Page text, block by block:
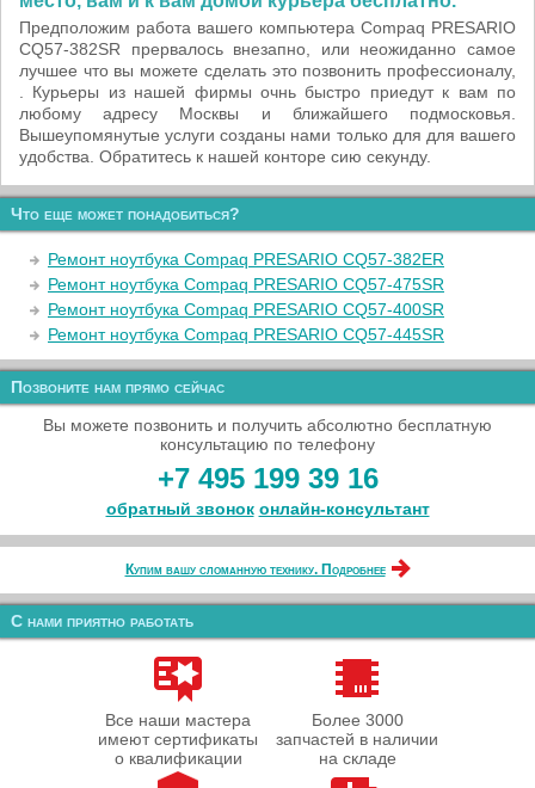
Предположим работа вашего компьютера Compaq PRESARIO
CQ57-382SR прервалось внезапно, или неожиданно самое
лучшее что вы можете сделать это позвонить профессионалу,
. Курьеры из нашей фирмы очнь быстро приедут к вам по
любому адресу Москвы и ближайшего подмосковья.
Вышеупомянутые услуги созданы нами только для для вашего
удобства. Обратитесь к нашей конторе сию секунду.
Что еще может понадобиться?
Ремонт ноутбука Compaq PRESARIO CQ57-382ER
Ремонт ноутбука Compaq PRESARIO CQ57-475SR
Ремонт ноутбука Compaq PRESARIO CQ57-400SR
Ремонт ноутбука Compaq PRESARIO CQ57-445SR
Позвоните нам прямо сейчас
Вы можете позвонить и получить абсолютно бесплатную
консультацию по телефону
+7 495 199 39 16
обратный звонок онлайн‑консультант
Купим вашу сломанную технику. Подробнее
С нами приятно работать
Все наши мастера
имеют сертификаты
о квалификации
Более 3000
запчастей в наличии
на складе